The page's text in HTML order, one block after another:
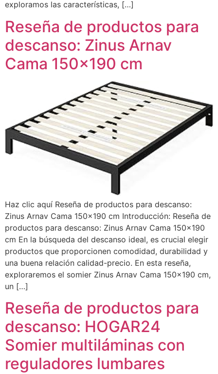
exploramos las características, […]
Reseña de productos para
descanso: Zinus Arnav
Cama 150×190 cm
Haz clic aquí Reseña de productos para descanso:
Zinus Arnav Cama 150×190 cm Introducción: Reseña de
productos para descanso: Zinus Arnav Cama 150×190
cm En la búsqueda del descanso ideal, es crucial elegir
productos que proporcionen comodidad, durabilidad y
una buena relación calidad-precio. En esta reseña,
exploraremos el somier Zinus Arnav Cama 150×190 cm,
un […]
Reseña de productos para
descanso: HOGAR24
Somier multiláminas con
reguladores lumbares